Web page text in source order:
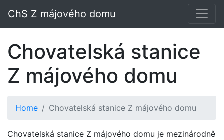
ChS Z májového domu
Chovatelská stanice
Z májového domu
Home Chovatelská stanice Z májového domu
Chovatelská stanice Z májového domu je mezinárodně